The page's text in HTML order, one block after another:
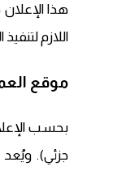
هذا
اللازم
موقع
بحسب
جزئي).